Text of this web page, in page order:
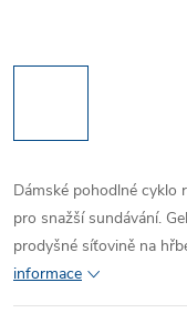
Dámské pohodlné cyklo
pro snažší sundávání.
prodyšné síťovině na
informace